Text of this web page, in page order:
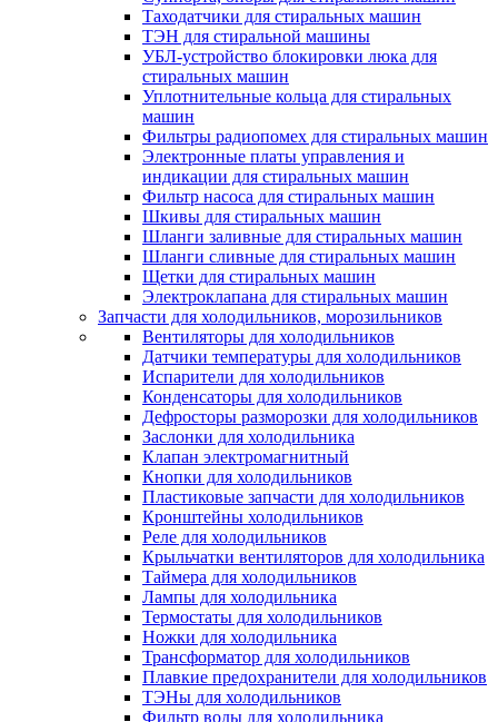
Таходатчики для стиральных машин
ТЭН для стиральной машины
УБЛ-устройство блокировки люка для
стиральных машин
Уплотнительные кольца для стиральных
машин
Фильтры радиопомех для стиральных машин
Электронные платы управления и
индикации для стиральных машин
Фильтр насоса для стиральных машин
Шкивы для стиральных машин
Шланги заливные для стиральных машин
Шланги сливные для стиральных машин
Щетки для стиральных машин
Электроклапана для стиральных машин
Запчасти для холодильников, морозильников
Вентиляторы для холодильников
Датчики температуры для холодильников
Испарители для холодильников
Конденсаторы для холодильников
Дефросторы разморозки для холодильников
Заслонки для холодильника
Клапан электромагнитный
Кнопки для холодильников
Пластиковые запчасти для холодильников
Кронштейны холодильников
Реле для холодильников
Крыльчатки вентиляторов для холодильника
Таймера для холодильников
Лампы для холодильника
Термостаты для холодильников
Ножки для холодильника
Трансформатор для холодильников
Плавкие предохранители для холодильников
ТЭНы для холодильников
Фильтр воды для холодильника